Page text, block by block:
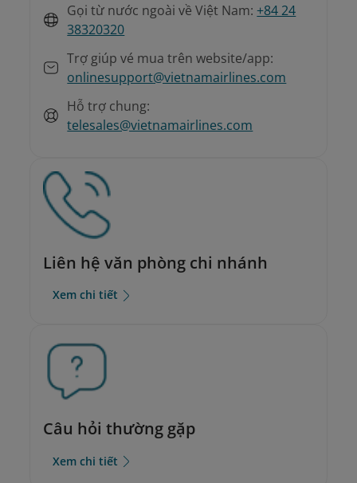
Gọi từ nước ngoài về Việt Nam: +84 24
38320320
Trợ giúp vé mua trên website/app:
onlinesupport@vietnamairlines.com
Hỗ trợ chung:
telesales@vietnamairlines.com
Liên hệ văn phòng chi nhánh
Xem chi tiết
Câu hỏi thường gặp
Xem chi tiết